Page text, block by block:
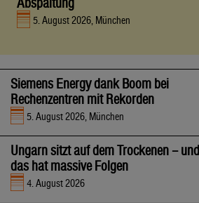
5. August 2026, München
Siemens Energy dank Boom bei
Rechenzentren mit Rekorden
5. August 2026, München
Ungarn sitzt auf dem Trockenen – und
das hat massive Folgen
4. August 2026